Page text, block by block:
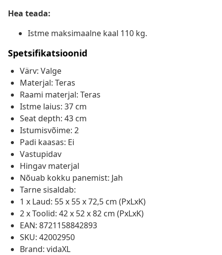
Hea teada:
Istme maksimaalne kaal 110 kg.
Spetsifikatsioonid
Värv: Valge
Materjal: Teras
Raami materjal: Teras
Istme laius: 37 cm
Seat depth: 43 cm
Istumisvõime: 2
Padi kaasas: Ei
Vastupidav
Hingav materjal
Nõuab kokku panemist: Jah
Tarne sisaldab:
1 x Laud: 55 x 55 x 72,5 cm (PxLxK)
2 x Toolid: 42 x 52 x 82 cm (PxLxK)
EAN: 8721158842893
SKU: 42002950
Brand: vidaXL